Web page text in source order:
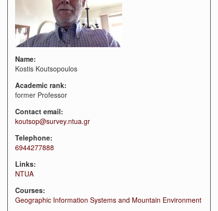
Name:
Kostis Koutsopoulos
Academic rank:
former Professor
Contact email:
koutsop@survey.ntua.gr
Telephone:
6944277888
Links:
NTUA
Courses:
Geographic Information Systems and Mountain Environment